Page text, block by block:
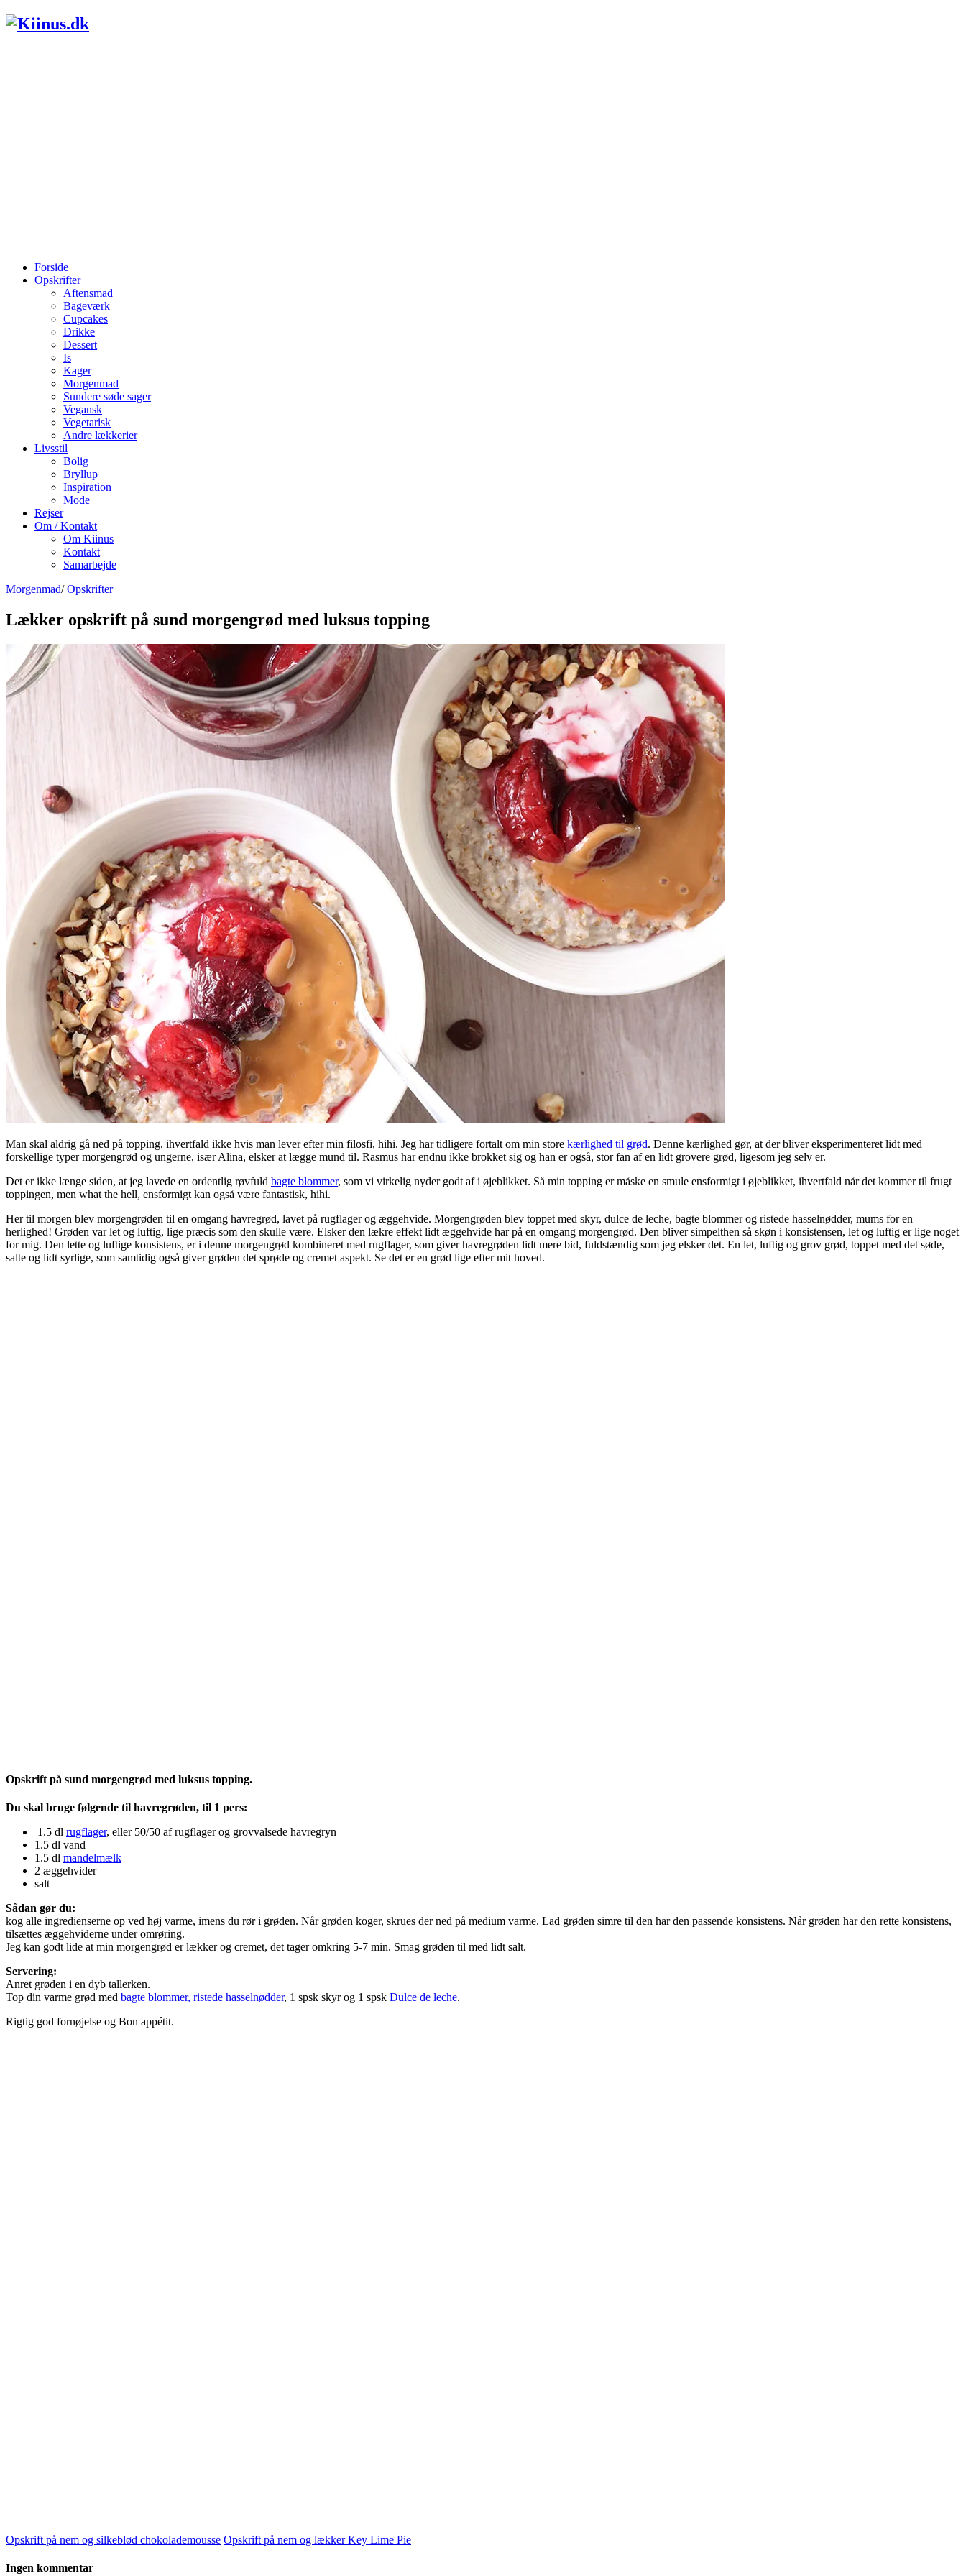
Forside
Opskrifter
Aftensmad
Bageværk
Cupcakes
Drikke
Dessert
Is
Kager
Morgenmad
Sundere søde sager
Vegansk
Vegetarisk
Andre lækkerier
Livsstil
Bolig
Bryllup
Inspiration
Mode
Rejser
Om / Kontakt
Om Kiinus
Kontakt
Samarbejde
Morgenmad/ Opskrifter
Lækker opskrift på sund morgengrød med luksus topping
Man skal aldrig gå ned på topping, ihvertfald ikke hvis man lever efter min filosfi, hihi. Jeg har tidligere fortalt om min store kærlighed til grød. Denne kærlighed gør, at der bliver eksperimenteret lidt med
forskellige typer morgengrød og ungerne, især Alina, elsker at lægge mund til. Rasmus har endnu ikke brokket sig og han er også, stor fan af en lidt grovere grød, ligesom jeg selv er.
Det er ikke længe siden, at jeg lavede en ordentlig røvfuld bagte blommer, som vi virkelig nyder godt af i øjeblikket. Så min topping er måske en smule ensformigt i øjeblikket, ihvertfald når det kommer til frugt
toppingen, men what the hell, ensformigt kan også være fantastisk, hihi.
Her til morgen blev morgengrøden til en omgang havregrød, lavet på rugflager og æggehvide. Morgengrøden blev toppet med skyr, dulce de leche, bagte blommer og ristede hasselnødder, mums for en
herlighed! Grøden var let og luftig, lige præcis som den skulle være. Elsker den lækre effekt lidt æggehvide har på en omgang morgengrød. Den bliver simpelthen så skøn i konsistensen, let og luftig er lige noget
for mig. Den lette og luftige konsistens, er i denne morgengrød kombineret med rugflager, som giver havregrøden lidt mere bid, fuldstændig som jeg elsker det. En let, luftig og grov grød, toppet med det søde,
salte og lidt syrlige, som samtidig også giver grøden det sprøde og cremet aspekt. Se det er en grød lige efter mit hoved.
Opskrift på sund morgengrød med luksus topping.
Du skal bruge følgende til havregrøden, til 1 pers:
1.5 dl rugflager, eller 50/50 af rugflager og grovvalsede havregryn
1.5 dl vand
1.5 dl mandelmælk
2 æggehvider
salt
Sådan gør du:
kog alle ingredienserne op ved høj varme, imens du rør i grøden. Når grøden koger, skrues der ned på medium varme. Lad grøden simre til den har den passende konsistens. Når grøden har den rette konsistens,
tilsættes æggehviderne under omrøring.
Jeg kan godt lide at min morgengrød er lækker og cremet, det tager omkring 5-7 min. Smag grøden til med lidt salt.
Servering:
Anret grøden i en dyb tallerken.
Top din varme grød med bagte blommer, ristede hasselnødder, 1 spsk skyr og 1 spsk Dulce de leche.
Rigtig god fornøjelse og Bon appétit.
Opskrift på nem og silkeblød chokolademousse Opskrift på nem og lækker Key Lime Pie
Ingen kommentar